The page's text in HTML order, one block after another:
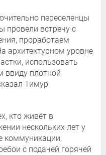
переселенцы
провели встречу с
проработаем
архитектурном уровне
использовать
ввиду плотной
Тимур
кто живёт в
нескольких лет у
коммуникации,
с подачей горячей